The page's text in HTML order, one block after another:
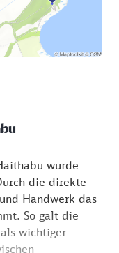
wurde
die direkte
Handwerk das
So galt die
wichtiger